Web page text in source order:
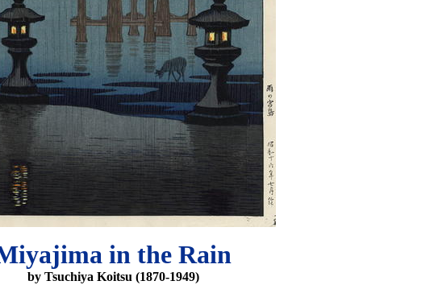
in the Rain
by Tsuchiya Koitsu (1870-1949)